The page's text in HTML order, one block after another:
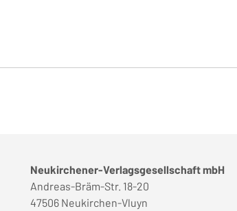
Neukirchener-Verlagsgesellschaft mbH
Andreas-Bräm-Str. 18-20
47506 Neukirchen-Vluyn